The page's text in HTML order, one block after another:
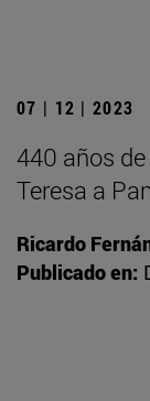
07 | 12 | 2023
440 años
Teresa a
Ricardo
Publicado en: